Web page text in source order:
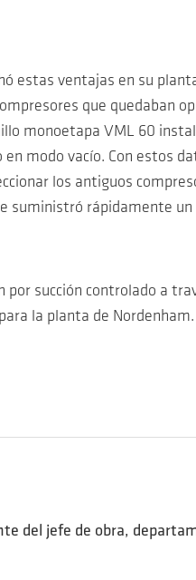
estas ventajas en su
que quedaban
monoetapa VML 60
modo vacío. Con estos
los antiguos
suministró rápidamente
succión controlado a
la planta de Nordenham.
del jefe de obra,